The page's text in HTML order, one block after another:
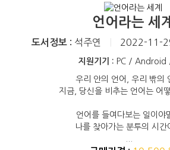
언어라는 세계
도서정보 : 석주연 2022-11-
지원기기 : PC / Android
우리 안의 언어, 우리 밖의
지금, 당신을 비추는 언어는 어
언어를 들여다보는 일이야
나를 찾아가는 분투의 시간